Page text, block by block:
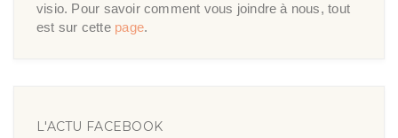
visio. Pour savoir comment vous joindre à nous, tout
est sur cette page.
L'ACTU FACEBOOK